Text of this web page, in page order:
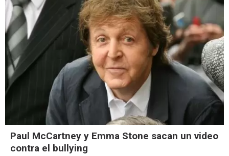
Paul McCartney y Emma Stone sacan un video
contra el bullying